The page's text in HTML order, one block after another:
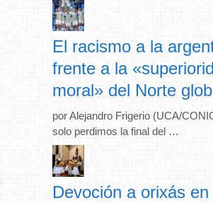
El racismo a la
frente a la
moral» del Norte
por Alejandro Frigerio (UCA/
solo perdimos la final del …
Devoción a orixás en